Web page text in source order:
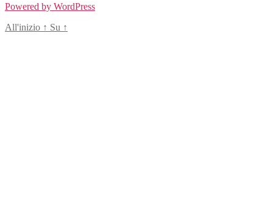
Powered by WordPress
All'inizio ↑ Su ↑